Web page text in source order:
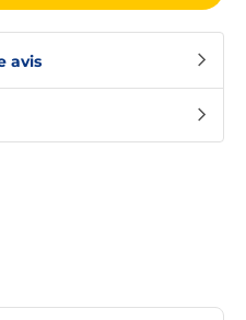
avis